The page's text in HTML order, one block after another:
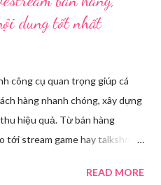
dung tốt nhất
công cụ quan trọng giúp cá
hàng nhanh chóng, xây dựng
hiệu quả. Từ bán hàng
tới stream game hay talkshow,
sẽ giới thiệu chi tiết 12 công
READ MORE